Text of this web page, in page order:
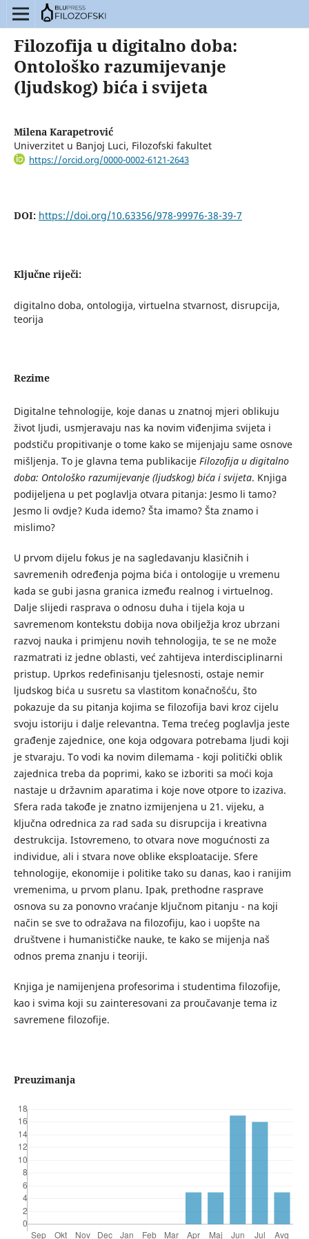
Filozofija u digitalno doba:
Ontološko razumijevanje
(ljudskog) bića i svijeta
Milena Karapetrović
Univerzitet u Banjoj Luci, Filozofski fakultet
https://orcid.org/0000-0002-6121-2643
DOI: https://doi.org/10.63356/978-99976-38-39-7
Ključne riječi:
digitalno doba, ontologija, virtuelna stvarnost, disrupcija,
teorija
Rezime
Digitalne tehnologije, koje danas u znatnoj mjeri oblikuju
život ljudi, usmjeravaju nas ka novim viđenjima svijeta i
podstiču propitivanje o tome kako se mijenjaju same osnove
mišljenja. To je glavna tema publikacije Filozofija u digitalno
doba: Ontološko razumijevanje (ljudskog) bića i svijeta. Knjiga
podijeljena u pet poglavlja otvara pitanja: Jesmo li tamo?
Jesmo li ovdje? Kuda idemo? Šta imamo? Šta znamo i
mislimo?
U prvom dijelu fokus je na sagledavanju klasičnih i
savremenih određenja pojma bića i ontologije u vremenu
kada se gubi jasna granica između realnog i virtuelnog.
Dalje slijedi rasprava o odnosu duha i tijela koja u
savremenom kontekstu dobija nova obilježja kroz ubrzani
razvoj nauka i primjenu novih tehnologija, te se ne može
razmatrati iz jedne oblasti, već zahtijeva interdisciplinarni
pristup. Uprkos redefinisanju tjelesnosti, ostaje nemir
ljudskog bića u susretu sa vlastitom konačnošću, što
pokazuje da su pitanja kojima se filozofija bavi kroz cijelu
svoju istoriju i dalje relevantna. Tema trećeg poglavlja jeste
građenje zajednice, one koja odgovara potrebama ljudi koji
je stvaraju. To vodi ka novim dilemama - koji politički oblik
zajednica treba da poprimi, kako se izboriti sa moći koja
nastaje u državnim aparatima i koje nove otpore to izaziva.
Sfera rada takođe je znatno izmijenjena u 21. vijeku, a
ključna odrednica za rad sada su disrupcija i kreativna
destrukcija. Istovremeno, to otvara nove mogućnosti za
individue, ali i stvara nove oblike eksploatacije. Sfere
tehnologije, ekonomije i politike tako su danas, kao i ranijim
vremenima, u prvom planu. Ipak, prethodne rasprave
osnova su za ponovno vraćanje ključnom pitanju - na koji
način se sve to odražava na filozofiju, kao i uopšte na
društvene i humanističke nauke, te kako se mijenja naš
odnos prema znanju i teoriji.
Knjiga je namijenjena profesorima i studentima filozofije,
kao i svima koji su zainteresovani za proučavanje tema iz
savremene filozofije.
Preuzimanja